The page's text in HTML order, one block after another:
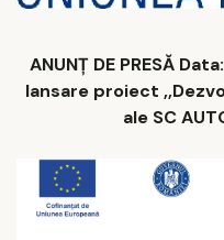
ANUNȚ DE PRESĂ
lansare proiect
ale SC